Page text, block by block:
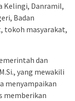
Kelingi, Danramil,
Badan
tokoh masyarakat,
dan
yang mewakili
menyampaikan
memberikan